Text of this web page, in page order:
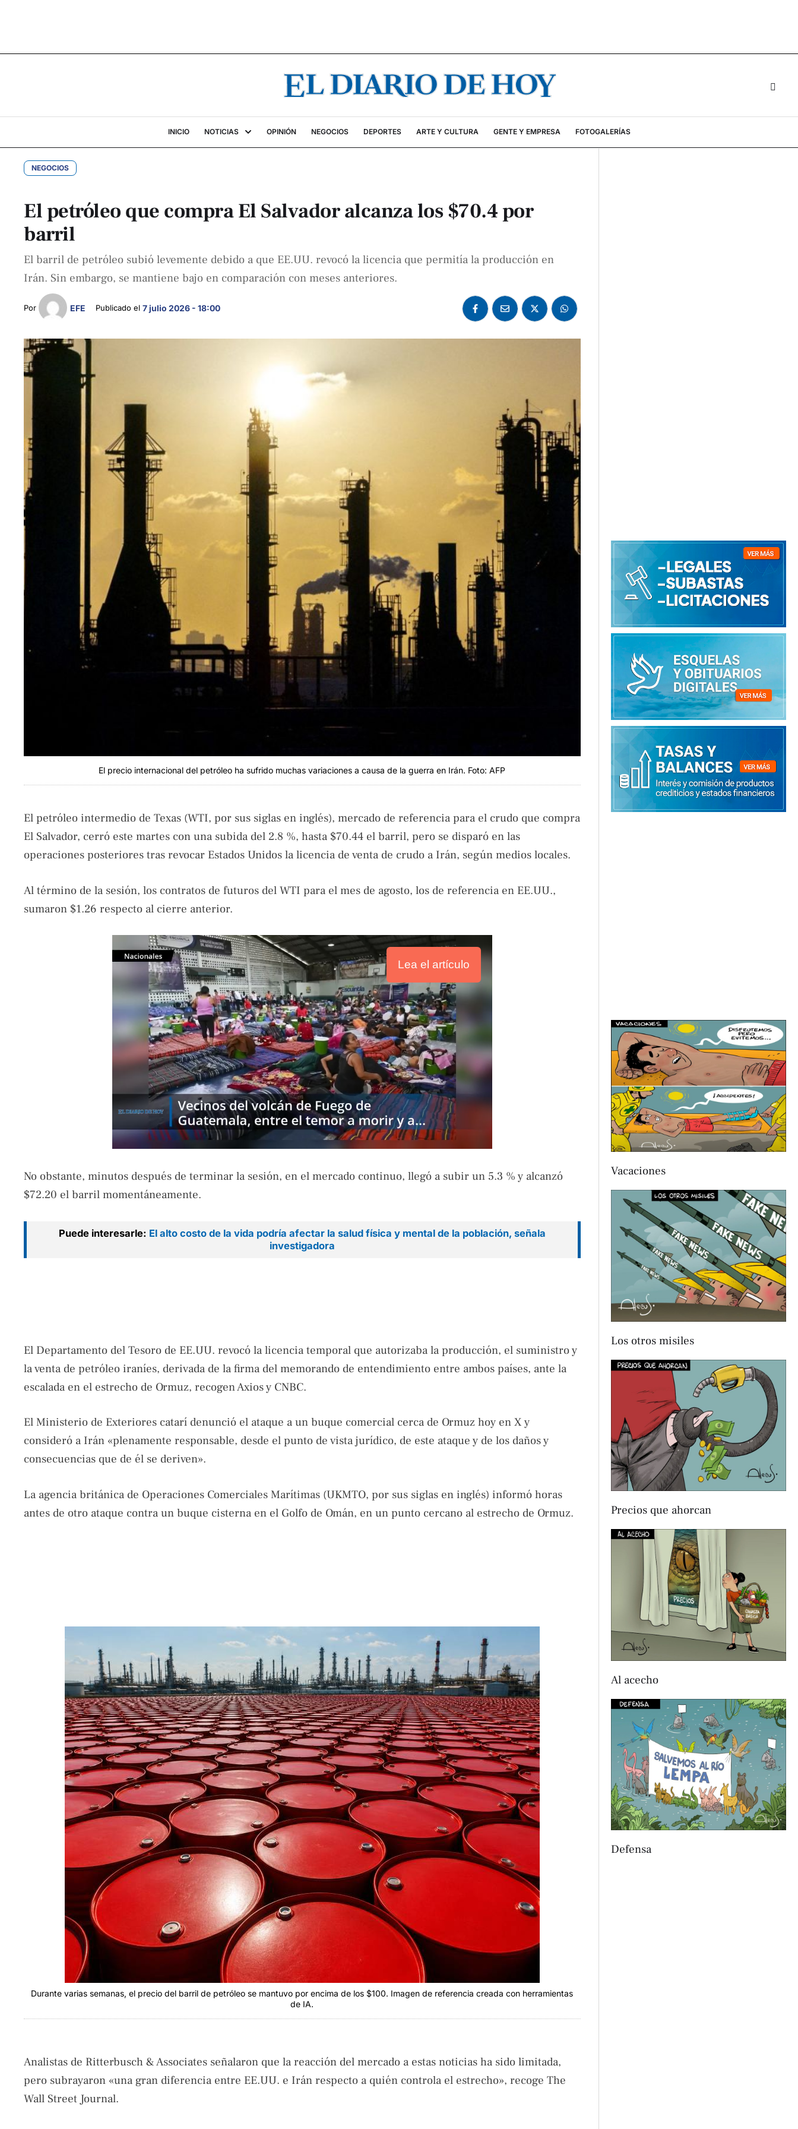
INICIO NOTICIAS OPINIÓN NEGOCIOS DEPORTES ARTE Y CULTURA GENTE Y EMPRESA FOTOGALERÍAS
NEGOCIOS
El petróleo que compra El Salvador alcanza los $70.4 por
barril
El barril de petróleo subió levemente debido a que EE.UU. revocó la licencia que permitía la producción en
Irán. Sin embargo, se mantiene bajo en comparación con meses anteriores.
Por EFE Publicado el 7 julio 2026 - 18:00
El precio internacional del petróleo ha sufrido muchas variaciones a causa de la guerra en Irán. Foto: AFP
El petróleo intermedio de Texas (WTI, por sus siglas en inglés), mercado de referencia para el crudo que compra
El Salvador, cerró este martes con una subida del 2.8 %, hasta $70.44 el barril, pero se disparó en las
operaciones posteriores tras revocar Estados Unidos la licencia de venta de crudo a Irán, según medios locales.
Al término de la sesión, los contratos de futuros del WTI para el mes de agosto, los de referencia en EE.UU.,
sumaron $1.26 respecto al cierre anterior.
Lea el artículo
No obstante, minutos después de terminar la sesión, en el mercado continuo, llegó a subir un 5.3 % y alcanzó
$72.20 el barril momentáneamente.
Puede interesarle: El alto costo de la vida podría afectar la salud física y mental de la población, señala
investigadora
El Departamento del Tesoro de EE.UU. revocó la licencia temporal que autorizaba la producción, el suministro y
la venta de petróleo iraníes, derivada de la firma del memorando de entendimiento entre ambos países, ante la
escalada en el estrecho de Ormuz, recogen Axios y CNBC.
El Ministerio de Exteriores catarí denunció el ataque a un buque comercial cerca de Ormuz hoy en X y
consideró a Irán «plenamente responsable, desde el punto de vista jurídico, de este ataque y de los daños y
consecuencias que de él se deriven».
La agencia británica de Operaciones Comerciales Marítimas (UKMTO, por sus siglas en inglés) informó horas
antes de otro ataque contra un buque cisterna en el Golfo de Omán, en un punto cercano al estrecho de Ormuz.
Durante varias semanas, el precio del barril de petróleo se mantuvo por encima de los $100. Imagen de referencia creada con herramientas
de IA.
Analistas de Ritterbusch & Associates señalaron que la reacción del mercado a estas noticias ha sido limitada,
pero subrayaron «una gran diferencia entre EE.UU. e Irán respecto a quién controla el estrecho», recoge The
Wall Street Journal.
Vacaciones
Los otros misiles
Precios que ahorcan
Al acecho
Defensa